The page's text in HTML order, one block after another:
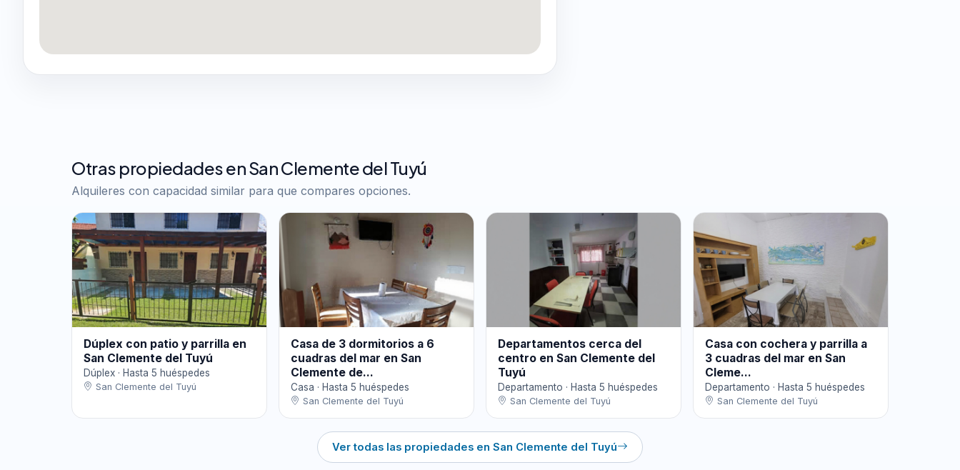
Otras propiedades en San Clemente del Tuyú
Alquileres con capacidad similar para que compares opciones.
Dúplex con patio y parrilla en
San Clemente del Tuyú
Dúplex · Hasta 5 huéspedes
San Clemente del Tuyú
Casa de 3 dormitorios a 6
cuadras del mar en San
Clemente de...
Casa · Hasta 5 huéspedes
San Clemente del Tuyú
Departamentos cerca del
centro en San Clemente del
Tuyú
Departamento · Hasta 5 huéspedes
San Clemente del Tuyú
Casa con cochera y parrilla a
3 cuadras del mar en San
Cleme...
Departamento · Hasta 5 huéspedes
San Clemente del Tuyú
Ver todas las propiedades en San Clemente del Tuyú